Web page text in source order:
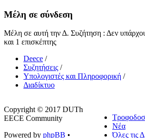
Μέλη σε σύνδεση
Μέλη σε αυτή την Δ. Συζήτηση : Δεν
και 1 επισκέπτης
Deece /
Συζητήσεις /
Υπολογιστές και Πληροφορική /
Διαδίκτυο
Νέα
Όλες τις
Copyright © 2017 DUTh
EECE Community
Powered by phpBB •